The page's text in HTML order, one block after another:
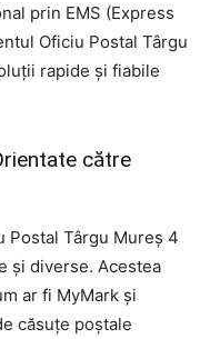
prin EMS (Express
Oficiu Postal Târgu
rapide și fiabile
către
Postal Târgu Mureş 4
și diverse. Acestea
ar fi MyMark și
căsuțe poștale